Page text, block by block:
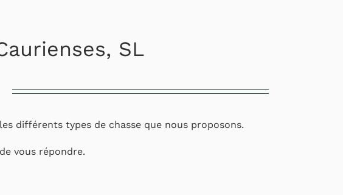
SL
différents types de chasse que nous proposons.
vous répondre.